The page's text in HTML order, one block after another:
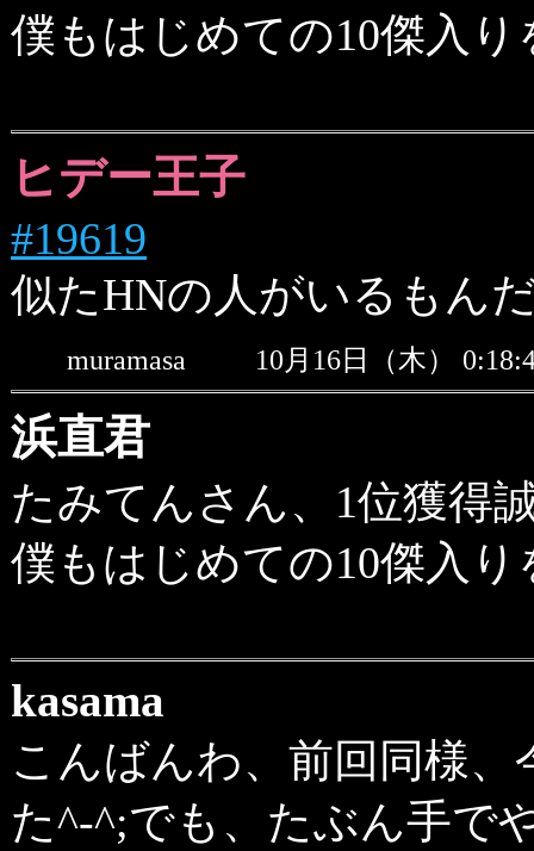
僕もはじめての10傑入
ヒデー王子
#19619
似たHNの人がいるもん
muramasa 10月16日（木）
浜直君
たみてんさん、1位獲得
僕もはじめての10傑入
kasama
こんばんわ、前回同様
た^-^;でも、たぶん手で